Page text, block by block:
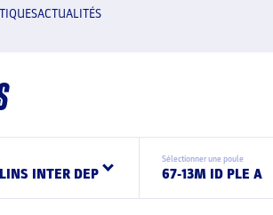
ACTUALITÉS
INTER DEP
Sélectionner une poule
67-13M ID PLE A